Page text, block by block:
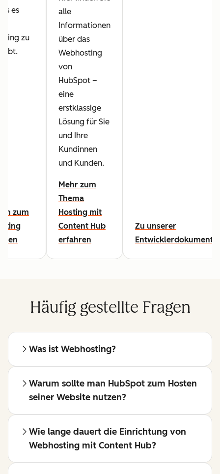
es
zu
gibt.
zum
alle
Informationen
über das
Webhosting
von
HubSpot –
eine
erstklassige
Lösung für Sie
und Ihre
Kundinnen
und Kunden.
Mehr zum
Thema
Hosting mit
Content Hub
erfahren
Zu unserer
Häufig gestellte Fragen
Was ist Webhosting?
Warum sollte man HubSpot zum Hosten
seiner Website nutzen?
Wie lange dauert die Einrichtung von
Webhosting mit Content Hub?